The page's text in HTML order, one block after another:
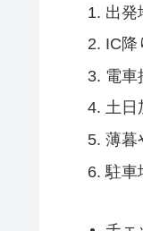
出発
IC降
電車
土日
薄暮
駐車